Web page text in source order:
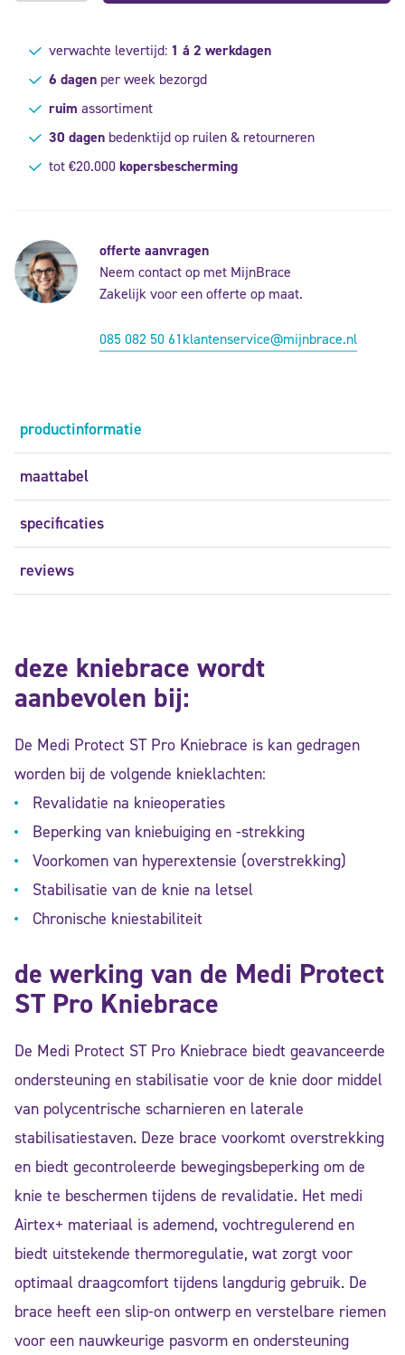
verwachte levertijd: 1 á 2 werkdagen
6 dagenper week bezorgd
ruim assortiment
30 dagenbedenktijd op ruilen & retourneren
tot €20.000kopersbescherming
offerte aanvragen
Neem contact op met MijnBrace
Zakelijk voor een offerte op maat.
085 082 50 61klantenservice@mijnbrace.nl
productinformatie
maattabel
specificaties
reviews
deze kniebrace wordt
aanbevolen bij:
De Medi Protect ST Pro Kniebrace is kan gedragen
worden bij de volgende knieklachten:
Revalidatie na knieoperaties
Beperking van kniebuiging en -strekking
Voorkomen van hyperextensie (overstrekking)
Stabilisatie van de knie na letsel
Chronische kniestabiliteit
de werking van de Medi Protect
ST Pro Kniebrace
De Medi Protect ST Pro Kniebrace biedt geavanceerde
ondersteuning en stabilisatie voor de knie door middel
van polycentrische scharnieren en laterale
stabilisatiestaven. Deze brace voorkomt overstrekking
en biedt gecontroleerde bewegingsbeperking om de
knie te beschermen tijdens de revalidatie. Het medi
Airtex+ materiaal is ademend, vochtregulerend en
biedt uitstekende thermoregulatie, wat zorgt voor
optimaal draagcomfort tijdens langdurig gebruik. De
brace heeft een slip-on ontwerp en verstelbare riemen
voor een nauwkeurige pasvorm en ondersteuning